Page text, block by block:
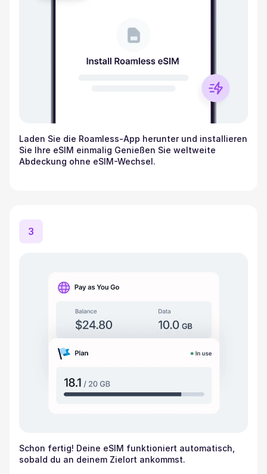
Laden Sie die Roamless-App herunter und installieren
Sie Ihre eSIM einmalig Genießen Sie weltweite
Abdeckung ohne eSIM-Wechsel.
3
Schon fertig! Deine eSIM funktioniert automatisch,
sobald du an deinem Zielort ankommst.